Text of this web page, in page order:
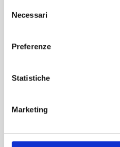
delNecessari
Preferenze
Statistiche
Marketing